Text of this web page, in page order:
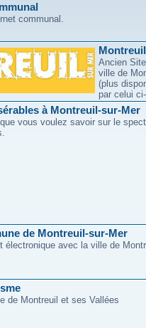
communal.
Ancien
ville de
(plus
par celui
à Montreuil-sur-Mer
vous voulez savoir sur le
de Montreuil-sur-Mer
électronique avec la ville de
de Montreuil et ses Vallées